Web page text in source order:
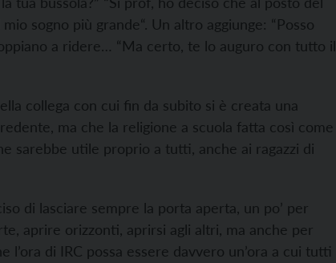
sogno più grande“. Un altro aggiunge: “Posso
a ridere… “Ma certo, te lo auguro con tutto il
collega con cui fin da subito si è creata una
ma che la religione a scuola fatta così come
sarebbe utile proprio a tutti, anche ai ragazzi di
di lasciare sempre la porta aperta, un po’ per
aprire orizzonti, aprirsi agli altri, ma anche per
di IRC possa essere davvero un’ora a cui tutti